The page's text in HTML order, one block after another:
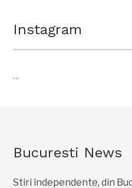
Instagram
…
Bucuresti News
Stiri independente, din